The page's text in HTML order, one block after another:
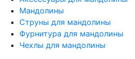
Мандолины
Струны для мандолины
Фурнитура для мандолины
Чехлы для мандолины